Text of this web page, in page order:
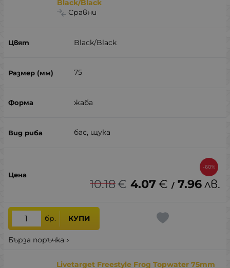
Black/Black
Сравни
Black/Black
75
жаба
бас, щука
-60%
10.18€ 4.07 € / 7.96лв.
бр. КУПИ
Бърза поръчка
Livetarget Freestyle Frog Topwater 75mm